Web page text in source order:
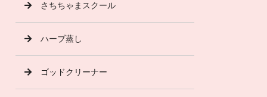
さちちゃまスクール
ハーブ蒸し
ゴッドクリーナー